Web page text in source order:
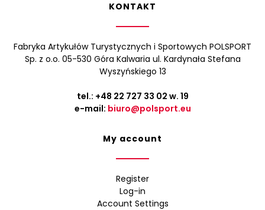
KONTAKT
Fabryka Artykułów Turystycznych i Sportowych POLSPORT
Sp. z o.o. 05-530 Góra Kalwaria ul. Kardynała Stefana
Wyszyńskiego 13
tel.: +48 22 727 33 02 w. 19
e-mail: biuro@polsport.eu
My account
Register
Log-in
Account Settings